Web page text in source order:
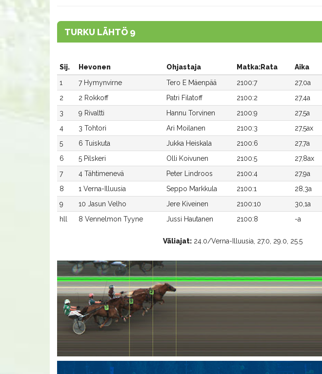
TURKU LÄHTÖ 9
Sij. Hevonen Ohjastaja Matka:Rata Aika
1
7 Hymynvirne Tero E Mäenpää 2100:7 27,0a
2
2 Rokkoff Patri Filatoff 2100:2 27,4a
3
9 Rivaltti Hannu Torvinen 2100:9 27,5a
4
3 Tohtori Ari Moilanen 2100:3 27,5ax
5
6 Tuiskuta Jukka Heiskala 2100:6 27,7a
6
5 Pilskeri Olli Koivunen 2100:5 27,8ax
7
4 Tähtimenevä Peter Lindroos 2100:4 27,9a
8
1 Verna-Illuusia Seppo Markkula 2100:1 28,3a
9
10 Jasun Velho Jere Kiveinen 2100:10 30,1a
hll
8 Vennelmon Tyyne Jussi Hautanen 2100:8 -a
Väliajat: 24.0/Verna-Illuusia, 27.0, 29.0, 25.5